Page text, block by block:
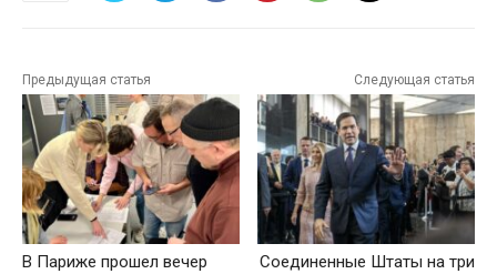
Предыдущая статья
В Париже прошел вечер
Следующая статья
Соединенные Штаты на три